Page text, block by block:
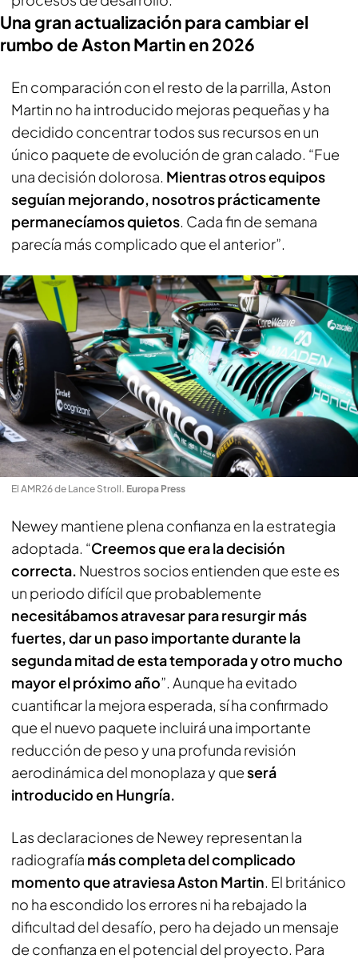
Una gran actualización para cambiar el
rumbo de Aston Martin en 2026
En comparación con el resto de la parrilla, Aston
Martin no ha introducido mejoras pequeñas y ha
decidido concentrar todos sus recursos en un
único paquete de evolución de gran calado. “Fue
una decisión dolorosa. Mientras otros equipos
seguían mejorando, nosotros prácticamente
permanecíamos quietos. Cada fin de semana
parecía más complicado que el anterior”.
El AMR26 de Lance Stroll. Europa Press
Newey mantiene plena confianza en la estrategia
adoptada. “Creemos que era la decisión
correcta. Nuestros socios entienden que este es
un periodo difícil que probablemente
necesitábamos atravesar para resurgir más
fuertes,dar un paso importante durante la
segunda mitad de esta temporada y otro mucho
mayor el próximo año”. Aunque ha evitado
cuantificar la mejora esperada, sí ha confirmado
que el nuevo paquete incluirá una importante
reducción de peso y una profunda revisión
aerodinámica del monoplaza y queserá
introducido en Hungría.
Las declaraciones de Newey representan la
radiografía más completa del complicado
momento que atraviesa Aston Martin. El británico
no ha escondido los errores ni ha rebajado la
dificultad del desafío, pero ha dejado un mensaje
de confianza en el potencial del proyecto. Para